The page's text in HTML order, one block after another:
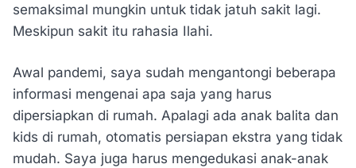
semaksimal mungkin untuk tidak jatuh sakit lagi.
Meskipun sakit itu rahasia Ilahi.
Awal pandemi, saya sudah mengantongi beberapa
informasi mengenai apa saja yang harus
dipersiapkan di rumah. Apalagi ada anak balita dan
kids di rumah, otomatis persiapan ekstra yang tidak
mudah. Saya juga harus mengedukasi anak-anak